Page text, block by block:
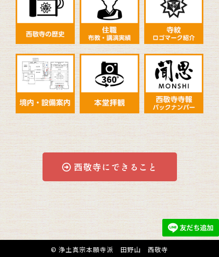
西敬寺にできること
© 浄土真宗本願寺派 田野山 西敬寺